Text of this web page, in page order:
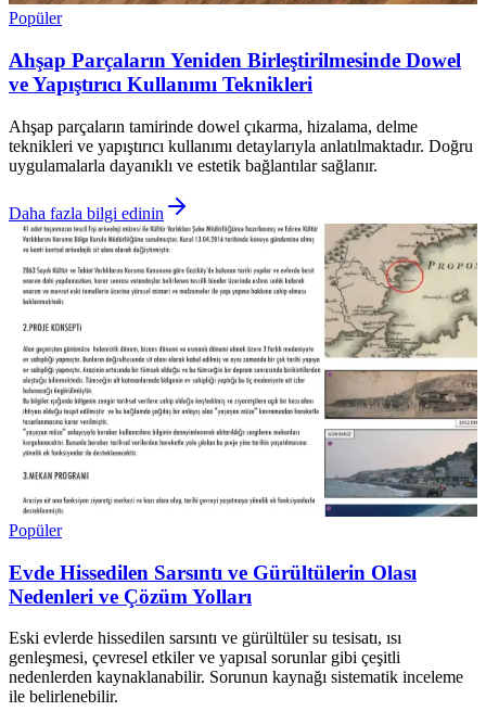
Popüler
Ahşap Parçaların Yeniden Birleştirilmesinde Dowel
ve Yapıştırıcı Kullanımı Teknikleri
Ahşap parçaların tamirinde dowel çıkarma, hizalama, delme
teknikleri ve yapıştırıcı kullanımı detaylarıyla anlatılmaktadır. Doğru
uygulamalarla dayanıklı ve estetik bağlantılar sağlanır.
Daha fazla bilgi edinin
Popüler
Evde Hissedilen Sarsıntı ve Gürültülerin Olası
Nedenleri ve Çözüm Yolları
Eski evlerde hissedilen sarsıntı ve gürültüler su tesisatı, ısı
genleşmesi, çevresel etkiler ve yapısal sorunlar gibi çeşitli
nedenlerden kaynaklanabilir. Sorunun kaynağı sistematik inceleme
ile belirlenebilir.